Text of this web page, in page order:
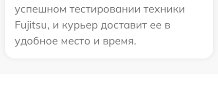
успешном тестировании техники
Fujitsu, и курьер доставит ее в
удобное место и время.